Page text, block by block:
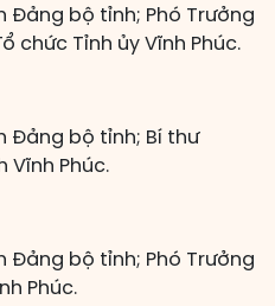
Đảng bộ tỉnh; Phó Trưởng
chức Tỉnh ủy Vĩnh Phúc.
Đảng bộ tỉnh; Bí thư
Vĩnh Phúc.
Đảng bộ tỉnh; Phó Trưởng
Phúc.